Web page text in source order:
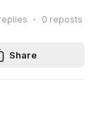
0 reposts
Share